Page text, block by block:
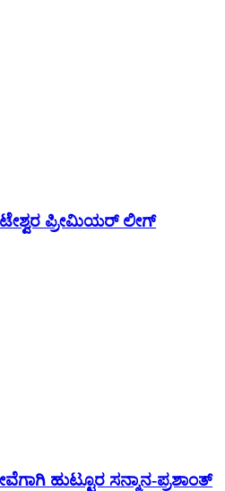
ಪ್ರೀಮಿಯರ್ ಲೀಗ್
ಹುಟ್ಟೂರ ಸನ್ಮಾನ-ಪ್ರಶಾಂತ್